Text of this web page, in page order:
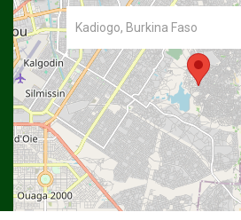
Kadiogo, Burkina Faso